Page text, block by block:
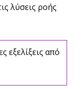
λύσεις ροής
εξελίξεις από